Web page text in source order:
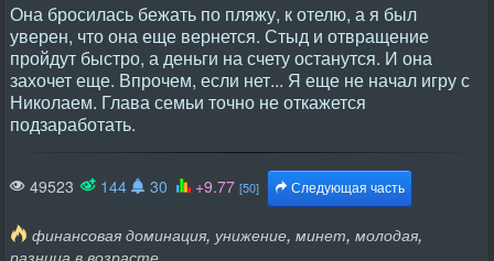
Она бросилась бежать по пляжу, к отелю, а я был
уверен, что она еще вернется. Стыд и отвращение
пройдут быстро, а деньги на счету останутся. И она
захочет еще. Впрочем, если нет... Я еще не начал игру с
Николаем. Глава семьи точно не откажется
подзаработать.
49523 144 30 +9.77 [50] Следующая часть
финансовая доминация, унижение, минет, молодая,
разница в возрасте